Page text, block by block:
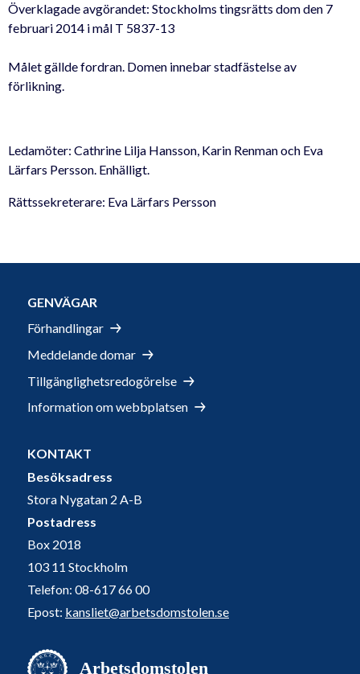
Överklagade avgörandet: Stockholms tingsrätts dom den 7
februari 2014 i mål T 5837-13
Målet gällde fordran. Domen innebar stadfästelse av
förlikning.
Ledamöter: Cathrine Lilja Hansson, Karin Renman och Eva
Lärfars Persson. Enhälligt.
Rättssekreterare: Eva Lärfars Persson
GENVÄGAR
Förhandlingar
Meddelande domar
Tillgänglighetsredogörelse
Information om webbplatsen
KONTAKT
Besöksadress
Stora Nygatan 2 A-B
Postadress
Box 2018
103 11 Stockholm
Telefon: 08-617 66 00
Epost: kansliet@arbetsdomstolen.se